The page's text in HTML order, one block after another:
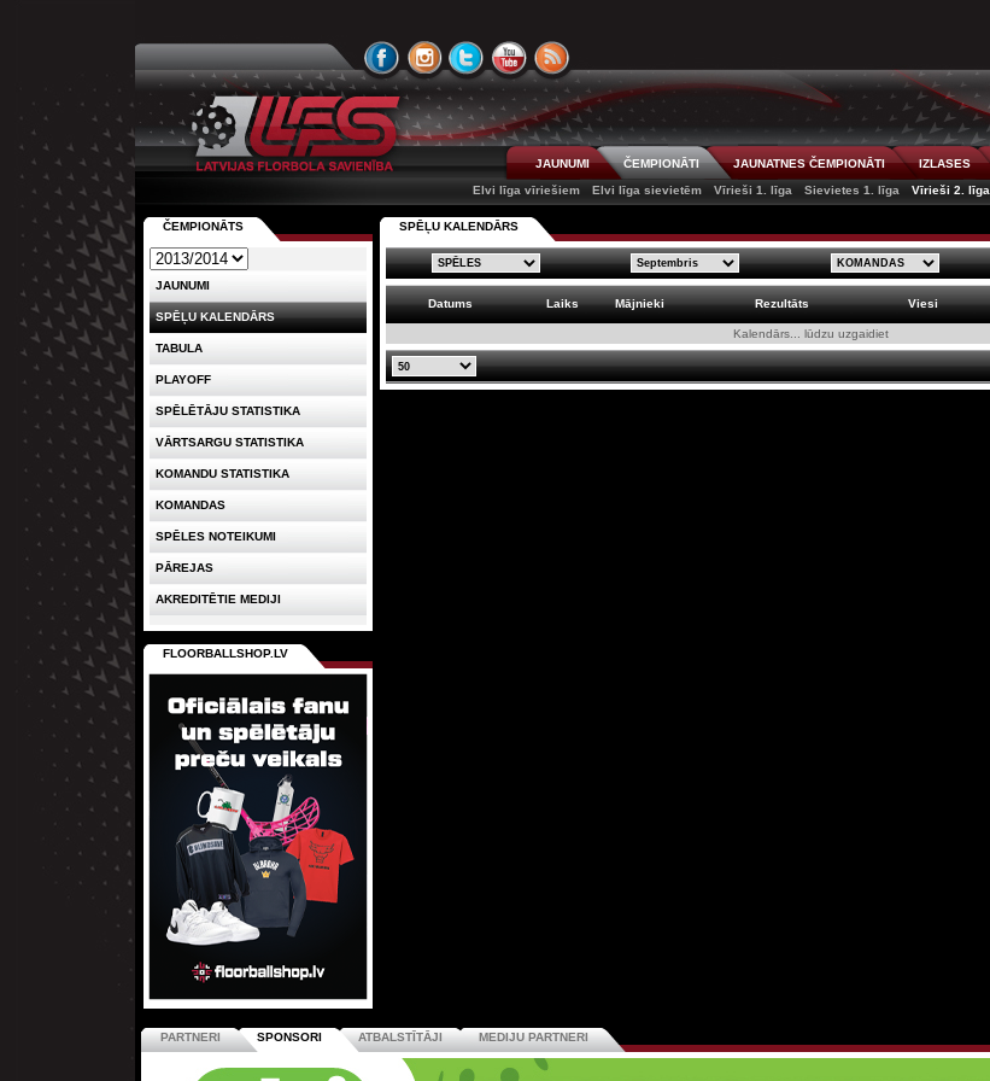
JAUNUMI ČEMPIONĀTI JAUNATNES ČEMPIONĀTI IZLASES
Elvi līga vīriešiem
Elvi līga sievietēm Vīrieši 1. līga Sievietes 1. līga Vīrieši 2. līga
SPĒĻU KALENDĀRS
Datums Laiks Mājnieki Rezultāts Viesi
Kalendārs... lūdzu uzgaidiet
ČEMPIONĀTS
JAUNUMI
SPĒĻU KALENDĀRS
TABULA
PLAYOFF
SPĒLĒTĀJU STATISTIKA
VĀRTSARGU STATISTIKA
KOMANDU STATISTIKA
KOMANDAS
SPĒLES NOTEIKUMI
PĀREJAS
AKREDITĒTIE MEDIJI
FLOORBALLSHOP.LV
PARTNERI SPONSORI ATBALSTĪTĀJI MEDIJU PARTNERI